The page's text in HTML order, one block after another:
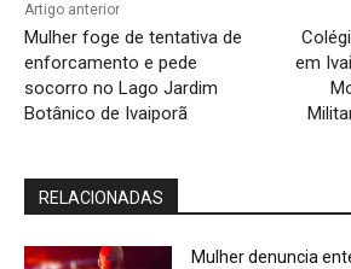
Artigo anterior
Mulher foge de tentativa de
enforcamento e pede
socorro no Lago Jardim
Botânico de Ivaiporã
em
RELACIONADAS
Mulher denuncia